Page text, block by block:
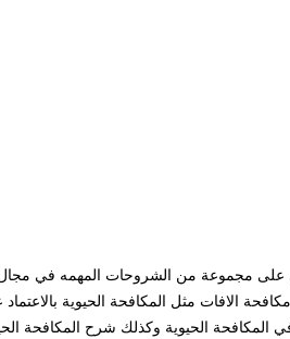
على مجموعة من الشروحات المهمه في
الافات مثل المكافحة الحيوية
الحيوية وكذلك شرح المكافحة